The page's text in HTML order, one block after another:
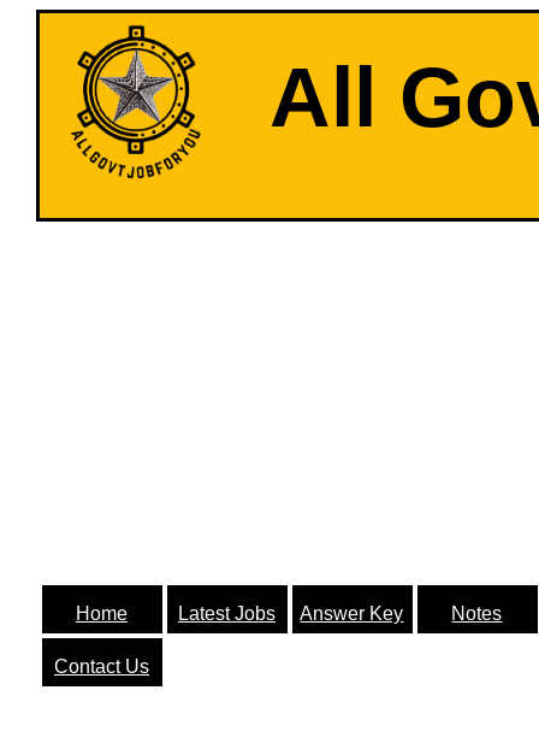
All
Home Latest Jobs Answer Key Notes
Contact Us